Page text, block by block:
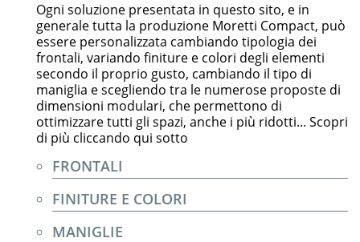
Ogni soluzione presentata in questo sito, e in
generale tutta la produzione Moretti Compact, può
essere personalizzata cambiando tipologia dei
frontali, variando finiture e colori degli elementi
secondo il proprio gusto, cambiando il tipo di
maniglia e scegliendo tra le numerose proposte di
dimensioni modulari, che permettono di
ottimizzare tutti gli spazi, anche i più ridotti... Scopri
di più cliccando qui sotto
FRONTALI
FINITURE E COLORI
MANIGLIE